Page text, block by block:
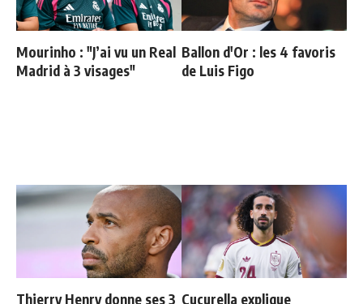
Mourinho : "J’ai vu un Real
Madrid à 3 visages"
Ballon d'Or : les 4 favoris
de Luis Figo
Thierry Henry donne ses 3 Cucurella explique